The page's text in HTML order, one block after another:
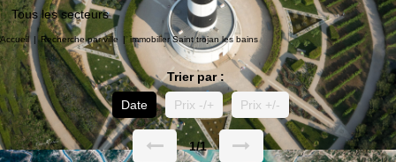
Tous les secteurs
Accueil Recherche par ville immobilier Saint trojan les bains
Trier par :
Date
Prix -/+ Prix +/-
1/1